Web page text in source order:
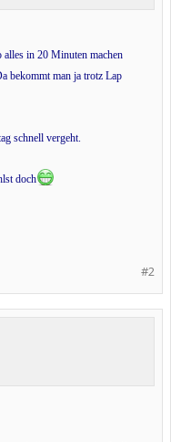
in 20 Minuten machen
bekommt man ja trotz Lap
schnell vergeht.
doch
#2